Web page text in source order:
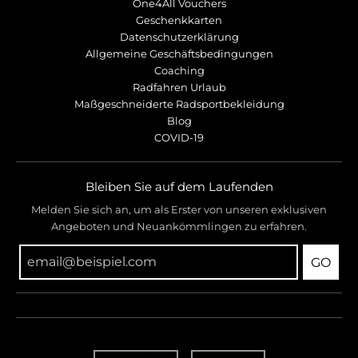
One4All Vouchers
Geschenkkarten
Datenschutzerklärung
Allgemeine Geschäftsbedingungen
Coaching
Radfahren Urlaub
Maßgeschneiderte Radsportbekleidung
Blog
COVID-19
Bleiben Sie auf dem Laufenden
Melden Sie sich an, um als Erster von unseren exklusiven
Angeboten und Neuankömmlingen zu erfahren.
GO